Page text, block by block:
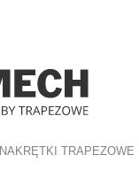
NAKRĘTKI TRAPEZOWE